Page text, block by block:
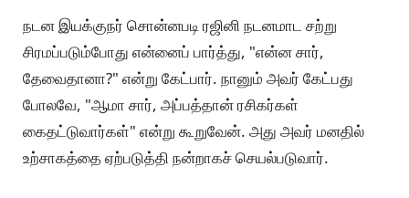
நடன இயக்குநர் சொன்னபடி ரஜினி நடனமாட சற்று
சிரமப்படும்போது என்னைப் பார்த்து, "என்ன சார்,
தேவைதானா?" என்று கேட்பார். நானும் அவர் கேட்பது
போலவே, "ஆமா சார், அப்பத்தான் ரசிகர்கள்
கைதட்டுவார்கள்" என்று கூறுவேன். அது அவர் மனதில்
உற்சாகத்தை ஏற்படுத்தி நன்றாகச் செயல்படுவார்.